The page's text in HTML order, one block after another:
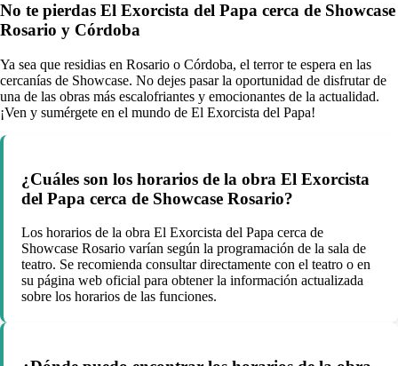
No te pierdas El Exorcista del Papa cerca de Showcase
Rosario y Córdoba
Ya sea que residias en Rosario o Córdoba, el terror te espera en las
cercanías de Showcase. No dejes pasar la oportunidad de disfrutar de
una de las obras más escalofriantes y emocionantes de la actualidad.
¡Ven y sumérgete en el mundo de El Exorcista del Papa!
¿Cuáles son los horarios de la obra El Exorcista
del Papa cerca de Showcase Rosario?
Los horarios de la obra El Exorcista del Papa cerca de
Showcase Rosario varían según la programación de la sala de
teatro. Se recomienda consultar directamente con el teatro o en
su página web oficial para obtener la información actualizada
sobre los horarios de las funciones.